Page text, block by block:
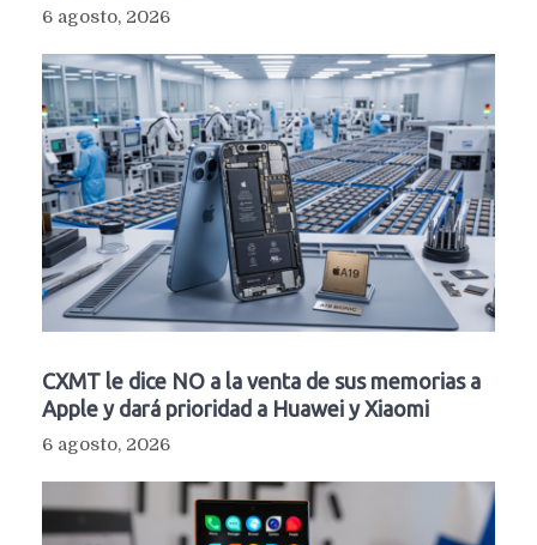
6 agosto, 2026
CXMT le dice NO a la venta de sus memorias a
Apple y dará prioridad a Huawei y Xiaomi
6 agosto, 2026